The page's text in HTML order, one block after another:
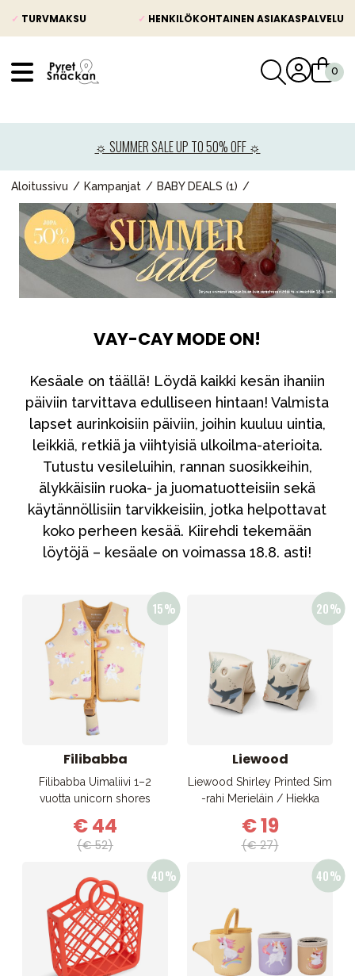
✓ TURVMAKSU ✓ HENKILÖKOHTAINEN ASIAKASPALVELU
☼ SUMMER SALE UP TO 50% OFF ☼
Aloitussivu Kampanjat BABY DEALS (1)
VAY-CAY MODE ON!
Kesäale on täällä! Löydä kaikki kesän ihaniin
päiviin tarvittava edulliseen hintaan! Valmista
lapset aurinkoisiin päiviin, joihin kuuluu uintia,
leikkiä, retkiä ja viihtyisiä ulkoilma-aterioita.
Tutustu vesileluihin, rannan suosikkeihin,
älykkäisiin ruoka- ja juomatuotteisiin sekä
käytännöllisiin tarvikkeisiin, jotka helpottavat
koko perheen kesää. Kiirehdi tekemään
löytöjä – kesäale on voimassa 18.8. asti!
Filibabba
Filibabba Uimaliivi 1–2
vuotta unicorn shores
€ 44
(€ 52)
Liewood
Liewood Shirley Printed Sim
-rahi Merieläin / Hiekka
€ 19
(€ 27)
Lastenvaunut
Lasten turvaistuimet
Vauvan paketti
Lapsi & vauva
Lelut ja pelit
Äiti & Isä
Huonekalut & vuodevaatteet
Varaosat
Kampanjat
Lahjavinkkejä
Suosikit
Tavaramerkit
Aurinko ja uinti
Ota meihin yhteyttä osoitteessa
Myymälämme